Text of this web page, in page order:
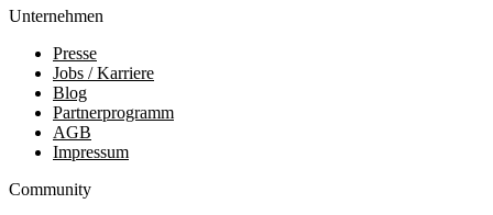
Unternehmen
Presse
Jobs / Karriere
Blog
Partnerprogramm
AGB
Impressum
Community